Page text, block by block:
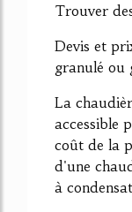
Trouver
Devis et
granulé ou
La
accessible
coût de la
d'une
à